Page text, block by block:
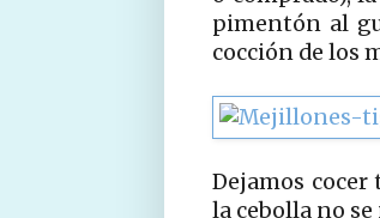
pimentón al
cocción de los
Dejamos cocer
la cebolla no se